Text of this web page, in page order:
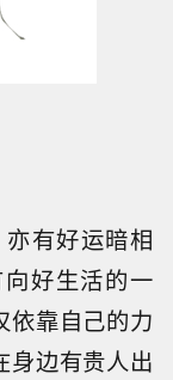
有好运暗相
好生活的一
依靠自己的力
身边有贵人出